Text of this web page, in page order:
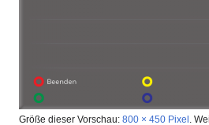
Größe dieser Vorschau: 800 × 450 Pixel